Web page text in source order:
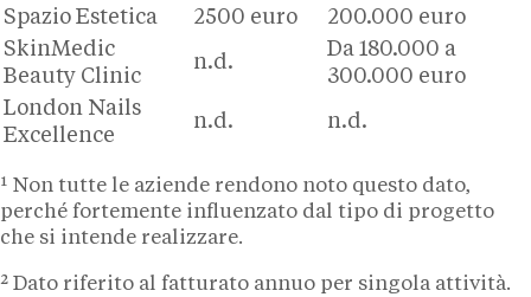
Spazio Estetica
2500 euro
200.000 euro
SkinMedic
Beauty Clinic
n.d.
Da 180.000 a
300.000 euro
London Nails
Excellence
n.d. n.d.
¹ Non tutte le aziende rendono noto questo dato,
perché fortemente influenzato dal tipo di progetto
che si intende realizzare.
² Dato riferito al fatturato annuo per singola attività.